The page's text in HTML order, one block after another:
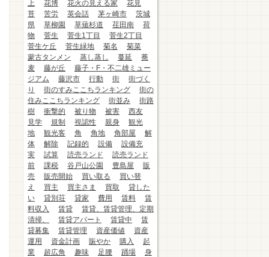
上
花博 花火の見える家
花見
苔
苦労 英会話 茅ヶ崎市
茨城
県
草柳園 草薙杉道 荏田南
荷
物
菅生 菅生1丁目
菅生2丁目
菅生ケ丘
菅生緑地 菊名
菊菜
蒙古タンメン
蒸し蒸し 蔓延
蕎
麦
藤が丘
藤子・F・不二雄ミュー
ジアム
藤沢市 行動 街
街づく
り
街のすみここちランキング
街の
住みここちランキング
街並み
街路
樹
衝撃的 被り物 被害
西友
見学
規制 視認性 親身
観光
地
観光客 角 角地 角部屋
解
体
解除 記録的 設備
設備充
実
試算 読売ランド
読売ランド
前
課税 谷戸山公園 豊島屋
販
売
販売開始 買い取る
買い替
え
買主 買主さま 買取
貸した
い
貸別荘 貸家 費用 賃料
賃
料収入
賃貸
賃貸、賃貸管理、定期
清掃、
賃貸アパート 賃貸中
賃
貸募集
賃貸管理 資産価値
資産
運用
資金計画 賑やか 購入
起
業
超広角 趣味 足腰 踊場
身